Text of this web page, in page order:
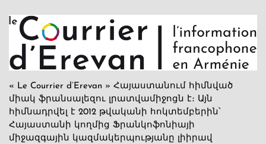
« Le Courrier d’Erevan » Հայաստանում հիմնված
միակ ֆրանսալեզու լրատվամիջոցն է։ Այն
հիմնադրվել է 2012 թվականի հոկտեմբերին՝
Հայաստանի կողմից Ֆրանկոֆոնիայի
միջազգային կազմակերպությանը լիիրավ